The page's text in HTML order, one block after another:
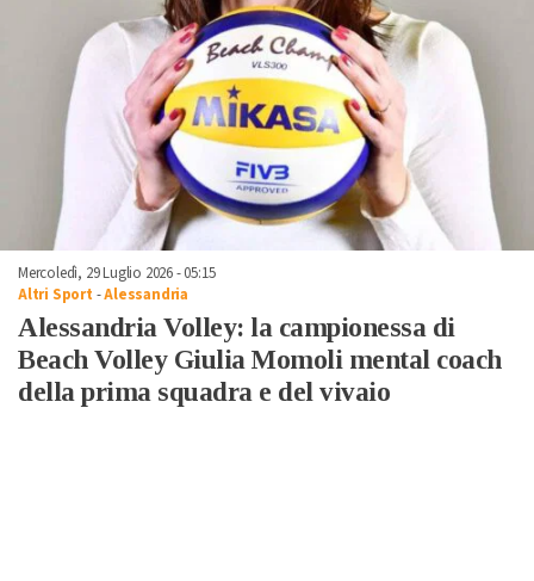
Mercoledì, 29 Luglio 2026 - 05:15
Altri Sport -Alessandria
Alessandria Volley: la campionessa di
Beach Volley Giulia Momoli mental coach
della prima squadra e del vivaio